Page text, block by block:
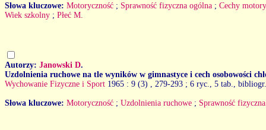
Słowa kluczowe: Motoryczność ; Sprawność fizyczna ogólna ; Cechy
Wiek szkolny ; Płeć M.
Autorzy: Janowski D.
Uzdolnienia ruchowe na tle wyników w gimnastyce i cech osobowości
Wychowanie Fizyczne i Sport 1965 : 9 (3) , 279-293 ; 6 ryc., 5 tab.,
Słowa kluczowe: Motoryczność ; Uzdolnienia ruchowe ; Sprawność fizyczna